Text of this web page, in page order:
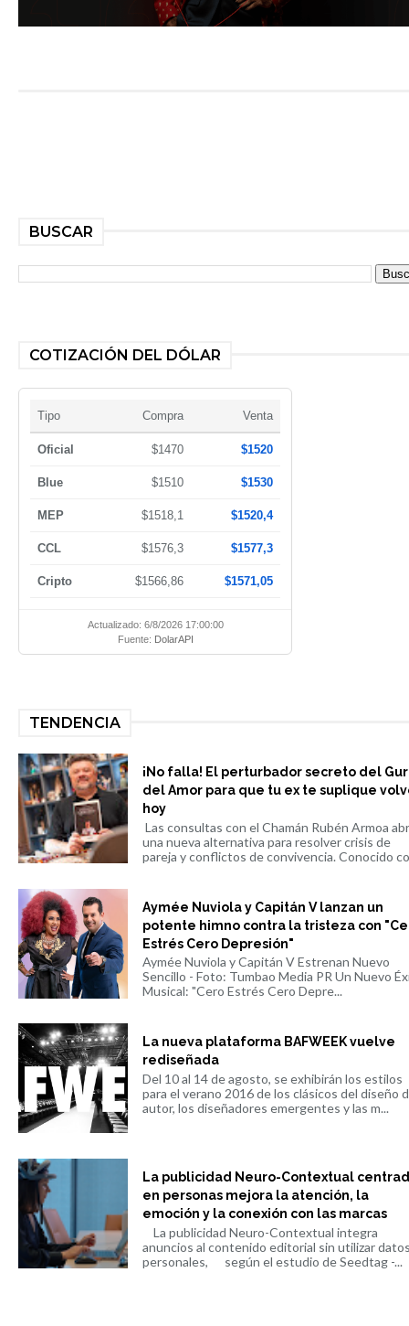
BUSCAR
COTIZACIÓN DEL DÓLAR
Tipo Compra Venta
Oficial $1470 $1520
Blue $1510 $1530
MEP $1518,1 $1520,4
CCL $1576,3 $1577,3
Cripto $1566,86 $1571,05
Actualizado: 6/8/2026 17:00:00
Fuente: DolarAPI
TENDENCIA
¡No falla! El perturbador secreto del
del Amor para que tu ex te suplique
hoy
Las consultas con el Chamán Rubén Armoa
una nueva alternativa para resolver crisis de
pareja y conflictos de convivencia. Conocido
Aymée Nuviola y Capitán V lanzan un
potente himno contra la tristeza con
Estrés Cero Depresión"
Aymée Nuviola y Capitán V Estrenan Nuevo
Sencillo - Foto: Tumbao Media PR Un Nuevo
Musical: "Cero Estrés Cero Depre...
La nueva plataforma BAFWEEK vuelve
rediseñada
Del 10 al 14 de agosto, se exhibirán los estilos
para el verano 2016 de los clásicos del diseño
autor, los diseñadores emergentes y las m...
La publicidad Neuro-Contextual
en personas mejora la atención, la
emoción y la conexión con las marcas
La publicidad Neuro-Contextual integra
anuncios al contenido editorial sin utilizar
personales, según el estudio de Seedtag -...